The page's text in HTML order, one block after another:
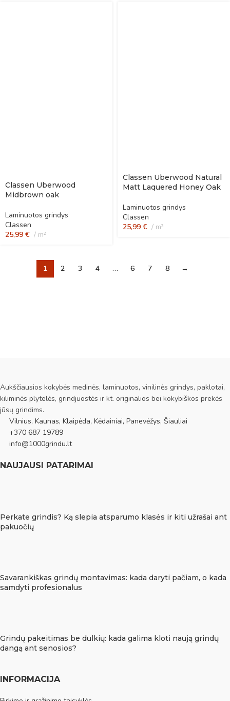
Classen Uberwood
Midbrown oak
Laminuotos grindys
Classen
25,99 € m²
Classen Uberwood Natural
Matt Laquered Honey Oak
Laminuotos grindys
Classen
25,99 € m²
1 2 3 4 … 6 7 8 →
Aukščiausios kokybės medinės, laminuotos, vinilinės grindys, paklotai,
kiliminės plytelės, grindjuostės ir kt. originalios bei kokybiškos prekės
jūsų grindims.
Vilnius, Kaunas, Klaipėda, Kėdainiai, Panevėžys, Šiauliai
+370 687 19789
info@1000grindu.lt
NAUJAUSI PATARIMAI
Perkate grindis? Ką slepia atsparumo klasės ir kiti užrašai ant
pakuočių
Savarankiškas grindų montavimas: kada daryti pačiam, o kada
samdyti profesionalus
Grindų pakeitimas be dulkių: kada galima kloti naują grindų
dangą ant senosios?
INFORMACIJA